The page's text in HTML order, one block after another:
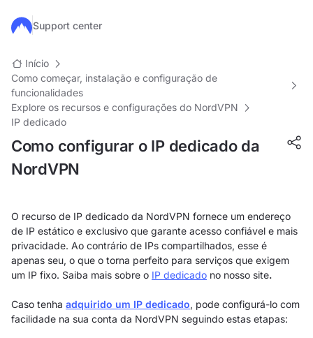
Ir para o conteúdo principal
Support center
Início
Como começar, instalação e configuração de
funcionalidades
Explore os recursos e configurações do NordVPN
IP dedicado
Como configurar o IP dedicado da
NordVPN
O recurso de IP dedicado da NordVPN fornece um endereço
de IP estático e exclusivo que garante acesso confiável e mais
privacidade. Ao contrário de IPs compartilhados, esse é
apenas seu, o que o torna perfeito para serviços que exigem
um IP fixo. Saiba mais sobre o IP dedicado no nosso site.
Caso tenha adquirido um IP dedicado, pode configurá-lo com
facilidade na sua conta da NordVPN seguindo estas etapas: